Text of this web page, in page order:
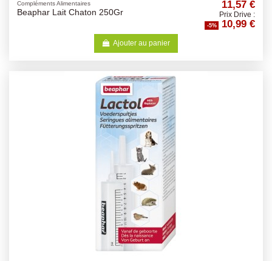
Compléments Alimentaires
Beaphar Lait Chaton 250Gr
11,57 €
Prix Drive :
-5% 10,99 €
Ajouter au panier